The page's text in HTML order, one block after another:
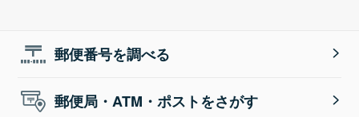
郵便番号を調べる
郵便局・ATM・ポストをさがす